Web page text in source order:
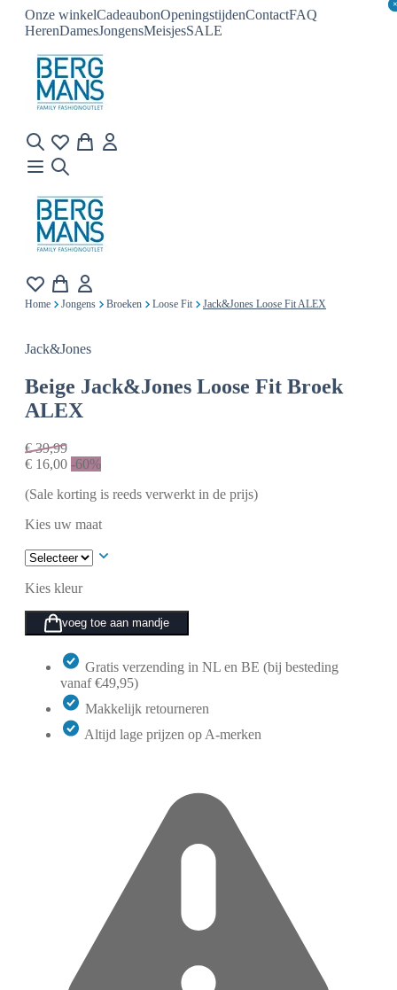
Onze winkelCadeaubonOpeningstijdenContactFAQ
HerenDamesJongensMeisjesSALE
×
×
Home Jongens Broeken Loose Fit Jack&Jones Loose Fit ALEX
Jack&Jones
Beige Jack&Jones Loose Fit Broek
ALEX
€39,99
€ 16,00 -60%
(Sale korting is reeds verwerkt in de prijs)
Kies uw maat
Kies kleur
voeg toe aan mandje
Gratis verzending in NL en BE (bij besteding
vanaf €49,95)
Makkelijk retourneren
Altijd lage prijzen op A-merken